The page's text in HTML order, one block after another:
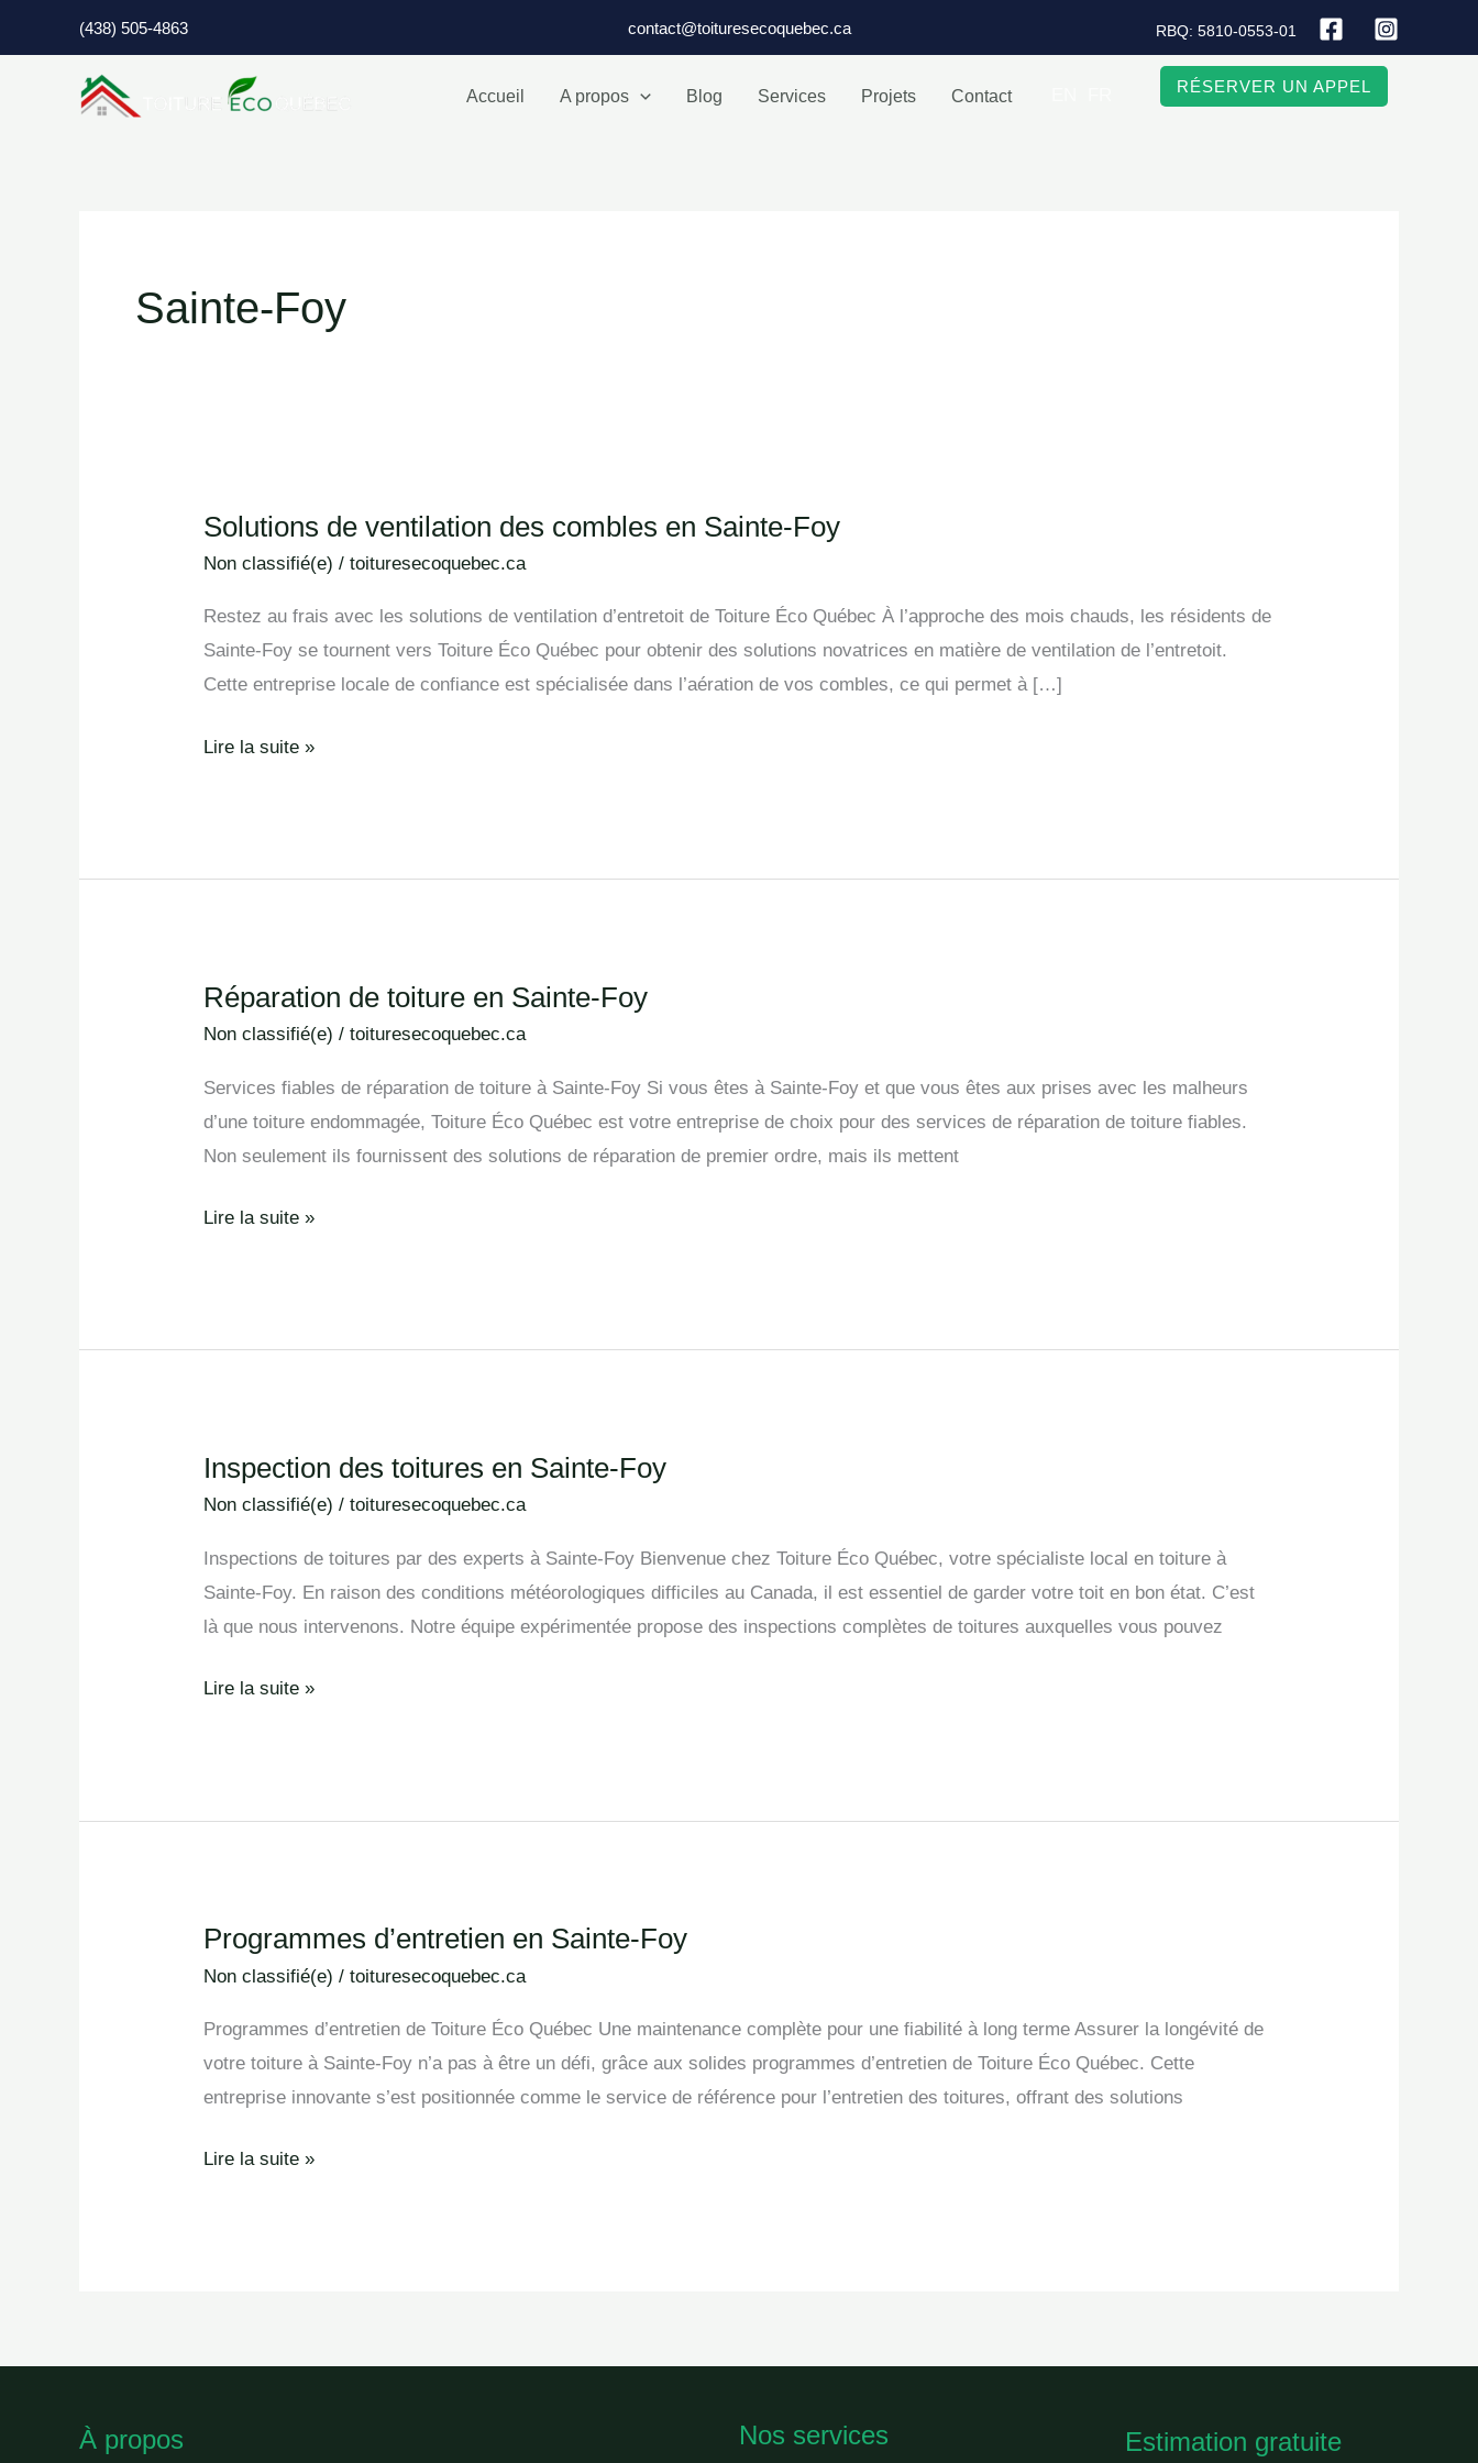
au
(438) 505-4863 contact@toituresecoquebec.ca RBQ: 5810-0553-01
Accueil A propos Blog Services Projets Contact
RÉSERVER UN APPEL
Sainte-Foy
Solutions de ventilation des combles en Sainte-Foy
Non classifié(e) /toituresecoquebec.ca
Restez au frais avec les solutions de ventilation d’entretoit de Toiture Éco Québec À l’approche des mois chauds, les résidents de
Sainte-Foy se tournent vers Toiture Éco Québec pour obtenir des solutions novatrices en matière de ventilation de l’entretoit.
Cette entreprise locale de confiance est spécialisée dans l’aération de vos combles, ce qui permet à […]
Solutions
de
des
combles
en
Lire la suite »
Réparation de toiture en Sainte-Foy
Non classifié(e) /toituresecoquebec.ca
Services fiables de réparation de toiture à Sainte-Foy Si vous êtes à Sainte-Foy et que vous êtes aux prises avec les malheurs
d’une toiture endommagée, Toiture Éco Québec est votre entreprise de choix pour des services de réparation de toiture fiables.
Non seulement ils fournissent des solutions de réparation de premier ordre, mais ils mettent
Réparation
de
en
Sainte-
Foy
Lire la suite »
Inspection des toitures en Sainte-Foy
Non classifié(e) /toituresecoquebec.ca
Inspections de toitures par des experts à Sainte-Foy Bienvenue chez Toiture Éco Québec, votre spécialiste local en toiture à
Sainte-Foy. En raison des conditions météorologiques difficiles au Canada, il est essentiel de garder votre toit en bon état. C’est
là que nous intervenons. Notre équipe expérimentée propose des inspections complètes de toitures auxquelles vous pouvez
Inspection
des
en
Sainte-
Foy
Lire la suite »
Programmes d’entretien en Sainte-Foy
Non classifié(e) /toituresecoquebec.ca
Programmes d’entretien de Toiture Éco Québec Une maintenance complète pour une fiabilité à long terme Assurer la longévité de
votre toiture à Sainte-Foy n’a pas à être un défi, grâce aux solides programmes d’entretien de Toiture Éco Québec. Cette
entreprise innovante s’est positionnée comme le service de référence pour l’entretien des toitures, offrant des solutions
Programmes
d’entretien
Sainte-
Foy
Lire la suite »
À propos Nos services Estimation gratuite